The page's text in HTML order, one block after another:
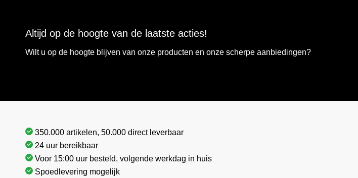
Altijd op de hoogte van de laatste acties!
Wilt u op de hoogte blijven van onze producten en onze scherpe aanbiedingen?
350.000 artikelen, 50.000 direct leverbaar
24 uur bereikbaar
Voor 15:00 uur besteld, volgende werkdag in huis
Spoedlevering mogelijk